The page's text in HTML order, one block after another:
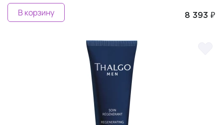
8 393 ₽
В корзину